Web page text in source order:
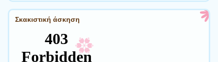
Σκακιστική άσκηση